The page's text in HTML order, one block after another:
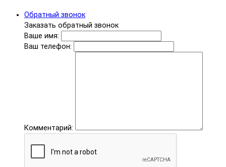
Обратный звонок
Заказать обратный звонок
Ваше имя:
Ваш телефон:
Комментарий: